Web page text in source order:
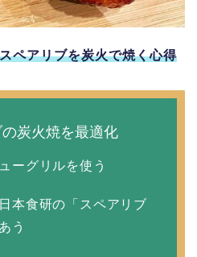
ペアリブを炭火で焼く心得
炭火焼を最適化
ーグリルを使う
本食研の「スペアリブ
う